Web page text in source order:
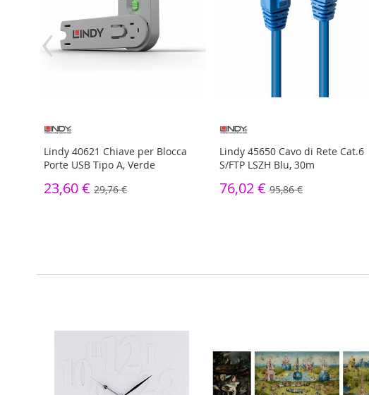
Lindy 40621 Chiave per Blocca
Porte USB Tipo A, Verde
23,60 € 29,76 €
Lindy 45650 Cavo di Rete Cat.6
S/FTP LSZH Blu, 30m
76,02 € 95,86 €
‹